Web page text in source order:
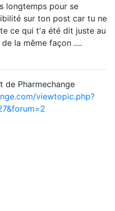
longtemps pour se
sur ton post car tu ne
ce qui t'a été dit juste au
la même façon ....
de Pharmechange
viewtopic.php?